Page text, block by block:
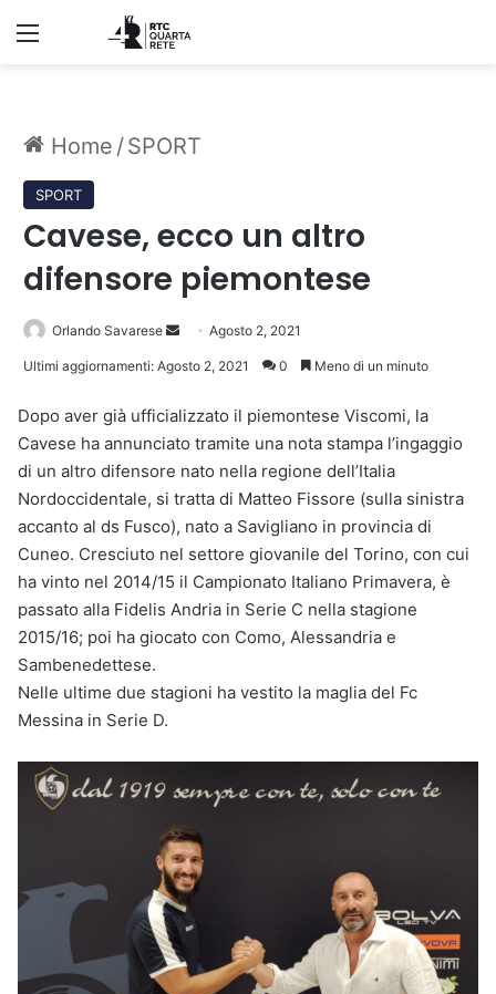
Menu
Home /SPORT
SPORT
Cavese, ecco un altro
difensore piemontese
Orlando Savarese
Invia Agosto 2, 2021
Ultimi aggiornamenti: Agosto 2, 2021 0 Meno di un minuto
Dopo aver già ufficializzato il piemontese Viscomi, la
Cavese ha annunciato tramite una nota stampa l’ingaggio
di un altro difensore nato nella regione dell’Italia
Nordoccidentale, si tratta di Matteo Fissore (sulla sinistra
accanto al ds Fusco), nato a Savigliano in provincia di
Cuneo. Cresciuto nel settore giovanile del Torino, con cui
ha vinto nel 2014/15 il Campionato Italiano Primavera, è
passato alla Fidelis Andria in Serie C nella stagione
2015/16; poi ha giocato con Como, Alessandria e
Sambenedettese.
Nelle ultime due stagioni ha vestito la maglia del Fc
Messina in Serie D.